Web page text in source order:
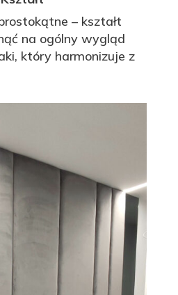
– kształt
na ogólny wygląd
który harmonizuje z